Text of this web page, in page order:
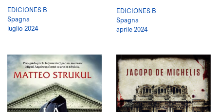
EDICIONES B
Spagna
luglio 2024
EDICIONES B
Spagna
aprile 2024